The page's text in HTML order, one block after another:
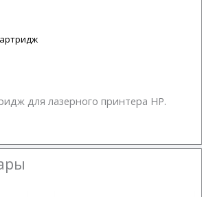
для лазерного принтера HP.